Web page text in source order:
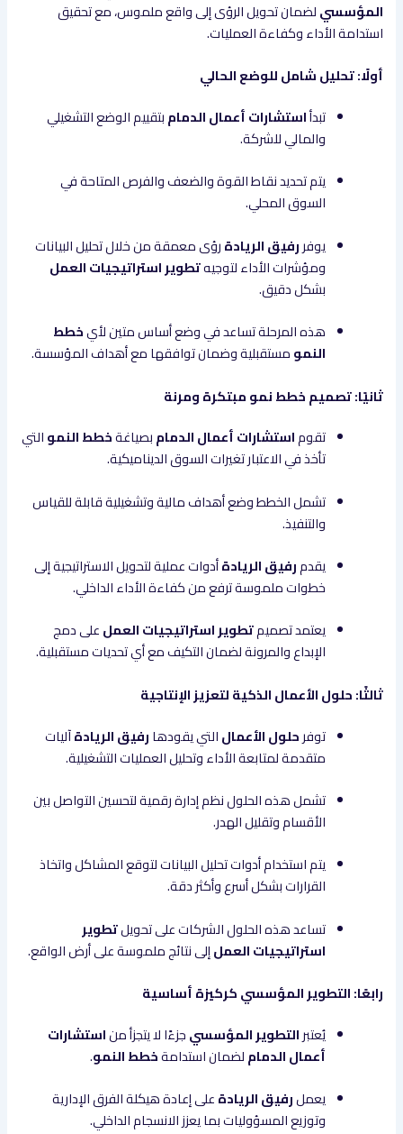
المؤسسيلضمان تحويل الرؤى إلى واقع ملموس، مع تحقيق
استدامة الأداء وكفاءة العمليات.
أولًا: تحليل شامل للوضع الحالي
تبدأاستشارات أعمال الدمامبتقييم الوضع التشغيلي
والمالي للشركة.
يتم تحديد نقاط القوة والضعف والفرص المتاحة في
السوق المحلي.
يوفررفيق الريادةرؤى معمقة من خلال تحليل البيانات
ومؤشرات الأداء لتوجيهتطوير استراتيجيات العمل
بشكل دقيق.
هذه المرحلة تساعد في وضع أساس متين لأيخطط
النمومستقبلية وضمان توافقها مع أهداف المؤسسة.
ثانيًا: تصميم خطط نمو مبتكرة ومرنة
تقوماستشارات أعمال الدمامبصياغةخطط النموالتي
تأخذ في الاعتبار تغيرات السوق الديناميكية.
تشمل الخطط وضع أهداف مالية وتشغيلية قابلة للقياس
والتنفيذ.
يقدمرفيق الريادةأدوات عملية لتحويل الاستراتيجية إلى
خطوات ملموسة ترفع من كفاءة الأداء الداخلي.
يعتمد تصميمتطوير استراتيجيات العملعلى دمج
الإبداع والمرونة لضمان التكيف مع أي تحديات مستقبلية.
ثالثًا: حلول الأعمال الذكية لتعزيز الإنتاجية
توفرحلول الأعمالالتي يقودهارفيق الريادةآليات
متقدمة لمتابعة الأداء وتحليل العمليات التشغيلية.
تشمل هذه الحلول نظم إدارة رقمية لتحسين التواصل بين
الأقسام وتقليل الهدر.
يتم استخدام أدوات تحليل البيانات لتوقع المشاكل واتخاذ
القرارات بشكل أسرع وأكثر دقة.
تساعد هذه الحلول الشركات على تحويلتطوير
استراتيجيات العملإلى نتائج ملموسة على أرض الواقع.
رابعًا: التطوير المؤسسي كركيزة أساسية
يُعتبرالتطوير المؤسسيجزءًا لا يتجزأ مناستشارات
أعمال الدماملضمان استدامةخطط النمو.
يعملرفيق الريادةعلى إعادة هيكلة الفرق الإدارية
وتوزيع المسؤوليات بما يعزز الانسجام الداخلي.